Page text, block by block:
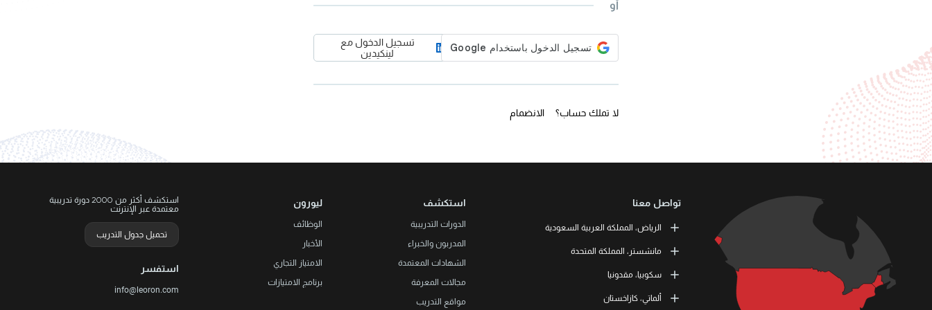
أو
تسجيل الدخول مع
لينكيدين
لا تملك حساب؟ الانضمام
تواصل معنا
الرياض، المملكة العربية السعودية
LEORON Saudi Experts Institute for Training
طريق الملك فهد، حي الرحمانية، برج القمر، الطابق
11537 الرياض، المملكة العربية السعودية
+966 11 464 4865
مانشستر، المملكة المتحدة
L3RN New Skills Co.
Office No. 2, 34 Station Road
Urmston, Manchester, England M41 9JQ UK
+44 (0) 1615138133
سكوبيا، مقدونيا
L3RN dooel
Str. 20, No 82, Cucer-Sandevo 1000 Skopje,
ألماتي، كازاخستان
استكشف
الدورات التدريبية
المدربون والخبراء
الشهادات المعتمدة
مجالات المعرفة
مواقع التدريب
ليورون
الوظائف
الأخبار
الامتياز التجاري
برنامج الامتيازات
استكشف أكثر من 2000 دورة تدريبية
معتمدة عبر الإنترنت
تحميل جدول التدريب
استفسر
info@leoron.com